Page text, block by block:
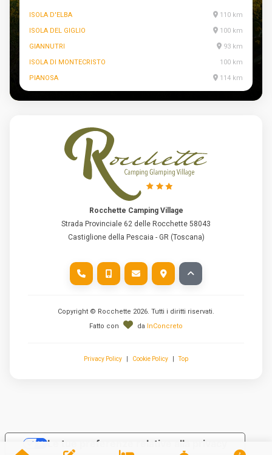
ISOLA D'ELBA
110 km
ISOLA DEL GIGLIO
100 km
GIANNUTRI
93 km
ISOLA DI MONTECRISTO
100 km
PIANOSA
114 km
Rocchette Camping Village
Strada Provinciale 62 delle Rocchette 58043
Castiglione della Pescaia - GR (Toscana)
Copyright © Rocchette 2026. Tutti i diritti riservati.
Fatto con
da InConcreto
Privacy Policy Cookie Policy Top
Le tue preferenze relative alla privacy